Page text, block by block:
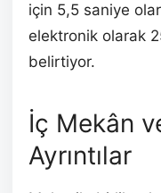
için 5,5 saniye
elektronik olarak
belirtiyor.
İç Mekân
Ayrıntılar